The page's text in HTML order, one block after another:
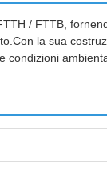
/ FTTB,
la sua
condizioni